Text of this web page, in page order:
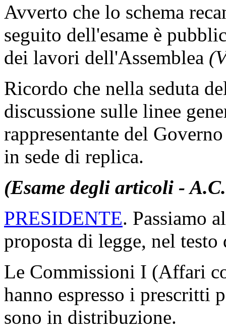
Avverto che lo schema
seguito dell'esame è
dei lavori dell'Assemblea
Ricordo che nella seduta
discussione sulle linee
rappresentante del
in sede di replica.
(Esame degli articoli -
PRESIDENTE. Passiamo
proposta di legge, nel
Le Commissioni I (Affari
hanno espresso i prescritti
sono in distribuzione.